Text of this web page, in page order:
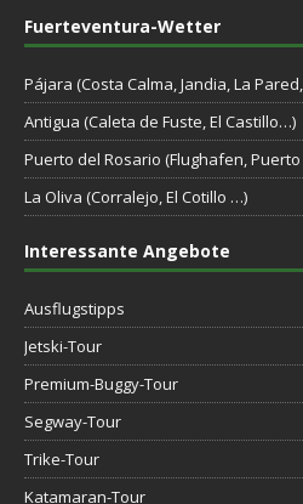
Fuerteventura-Wetter
Pájara (Costa Calma, Jandia, La
Antigua (Caleta de Fuste, El Castillo…)
Puerto del Rosario (Flughafen,
La Oliva (Corralejo, El Cotillo …)
Interessante Angebote
Ausflugstipps
Jetski-Tour
Premium-Buggy-Tour
Segway-Tour
Trike-Tour
Katamaran-Tour